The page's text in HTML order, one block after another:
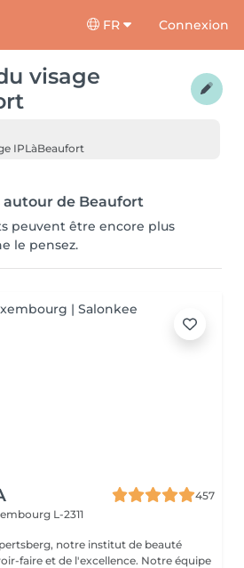
FR Connexion
visage
IPL àBeaufort
de Beaufort
peuvent être encore plus
le pensez.
457
L-2311
notre institut de beauté
et de l'excellence. Notre équipe